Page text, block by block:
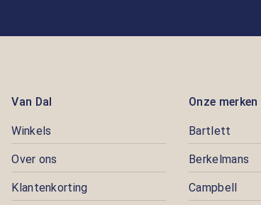
Van Dal
Winkels
Over ons
Klantenkorting
Onze merken
Bartlett
Berkelmans
Campbell